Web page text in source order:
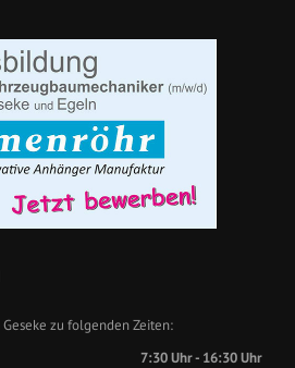
zu folgenden Zeiten:
7:30 Uhr - 16:30 Uhr